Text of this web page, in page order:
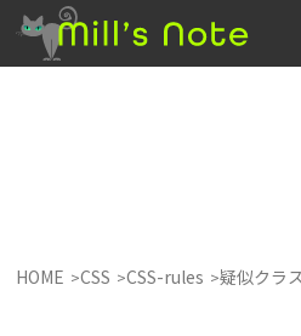
HOME CSS CSS-rules 疑似クラ